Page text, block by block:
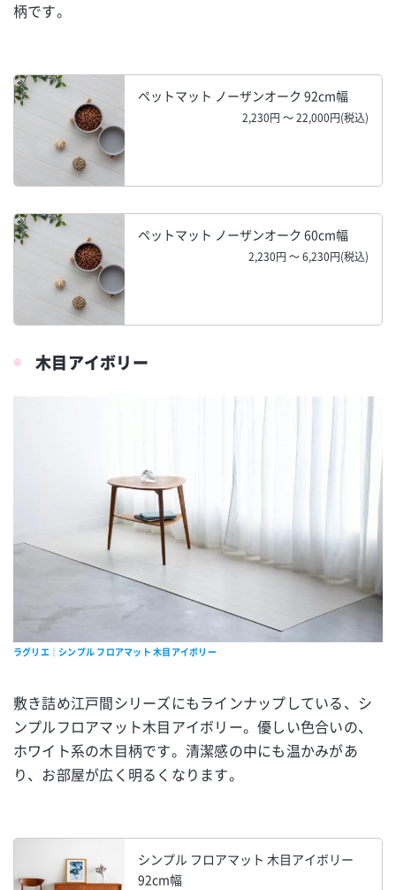
柄です。
ペットマット ノーザンオーク 92cm幅
2,230円 ～ 22,000円(税込)
ペットマット ノーザンオーク 60cm幅
2,230円 ～ 6,230円(税込)
木目アイボリー
ラグリエ｜シンプル フロアマット 木目アイボリー
敷き詰め江戸間シリーズにもラインナップしている、シ
ンプルフロアマット木目アイボリー。優しい色合いの、
ホワイト系の木目柄です。清潔感の中にも温かみがあ
り、お部屋が広く明るくなります。
シンプル フロアマット 木目アイボリー
92cm幅